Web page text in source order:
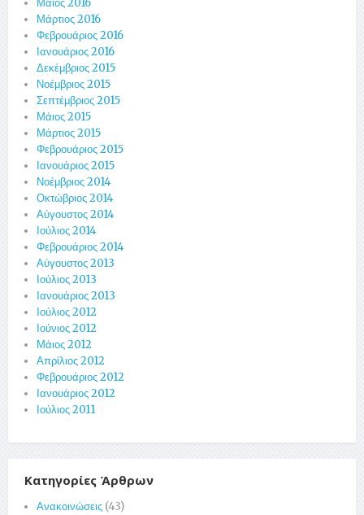
Μάιος 2016
Μάρτιος 2016
Φεβρουάριος 2016
Ιανουάριος 2016
Δεκέμβριος 2015
Νοέμβριος 2015
Σεπτέμβριος 2015
Μάιος 2015
Μάρτιος 2015
Φεβρουάριος 2015
Ιανουάριος 2015
Νοέμβριος 2014
Οκτώβριος 2014
Αύγουστος 2014
Ιούλιος 2014
Φεβρουάριος 2014
Αύγουστος 2013
Ιούλιος 2013
Ιανουάριος 2013
Ιούλιος 2012
Ιούνιος 2012
Μάιος 2012
Απρίλιος 2012
Φεβρουάριος 2012
Ιανουάριος 2012
Ιούλιος 2011
Κατηγορίες Άρθρων
Ανακοινώσεις (43)